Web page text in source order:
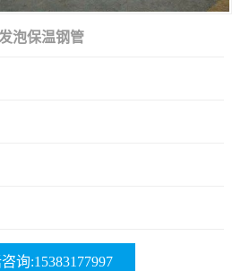
泡保温钢管
询:15383177997